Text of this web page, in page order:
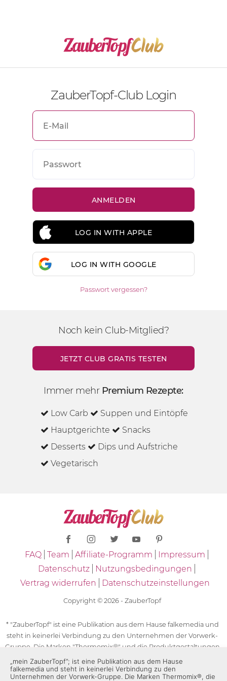
ZauberTopf-Club Login
LOG IN WITH APPLE
LOG IN WITH GOOGLE
Passwort vergessen?
Noch kein Club-Mitglied?
JETZT CLUB GRATIS TESTEN
Immer mehr Premium Rezepte:
Low Carb
Suppen und Eintöpfe
Hauptgerichte
Snacks
Desserts
Dips und Aufstriche
Vegetarisch
FAQ Team Affiliate-Programm
Impressum
Datenschutz
Nutzungsbedingungen
Vertrag widerrufen
Datenschutzeinstellungen
Copyright © 2026 - ZauberTopf
* "ZauberTopf" ist eine Publikation aus dem Hause falkemedia und
steht in keinerlei Verbindung zu den Unternehmen der Vorwerk-
Gruppe. Die Marken "Thermomix®" und die Produktgestaltungen
des "Thermomix®" sind eingetragene Marken der Unternehmen
der Vorwerk-Gruppe. Die Marken Thermomix®, die Zeichen TM5®,
„mein ZauberTopf”; ist eine Publikation aus dem Hause
falkemedia und steht in keinerlei Verbindung zu den
Unternehmen der Vorwerk-Gruppe. Die Marken Thermomix®, die